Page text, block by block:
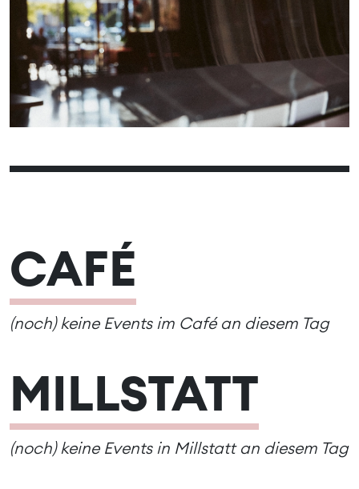
05
06 07 08 09 10
11
12
13 14 15 16 17
18
19
20 23 24
25
26
27 28 29 30 31
CAFÉ
(noch) keine Events im Café an diesem Tag
MILLSTATT
(noch) keine Events in Millstatt an diesem Tag